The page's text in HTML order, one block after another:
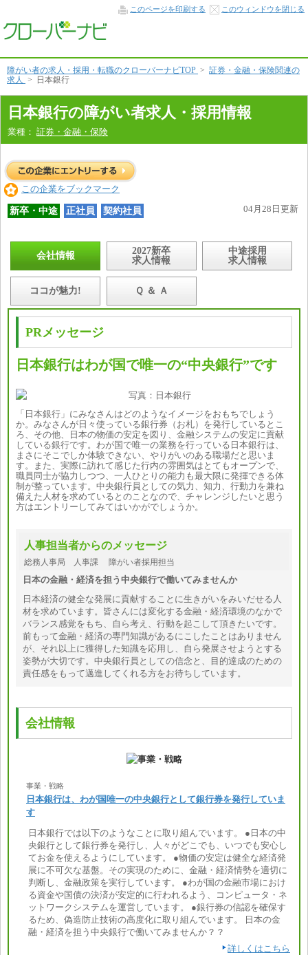
情
報
文
へ
このページを印刷する このウィンドウを閉じる
障がい者の求人・採用・転職のクローバーナビTOP > 証券・金融・保険関連の
求人 > 日本銀行
日本銀行の障がい者求人・採用情報
業種： 証券・金融・保険
この企業をブックマーク
新卒・中途 正社員 契約社員 04月28日更新
会社情報
2027新卒
求人情報
中途採用
求人情報
ココが魅力! Ｑ ＆ Ａ
PRメッセージ
日本銀行はわが国で唯一の“中央銀行”です
「日本銀行」にみなさんはどのようなイメージをおもちでしょう
か。みなさんが日々使っている銀行券（お札）を発行しているとこ
ろ、その他、日本の物価の安定を図り、金融システムの安定に貢献
している銀行です。わが国で唯一の業務を行っている日本銀行は、
まさにそこでしか体験できない、やりがいのある職場だと思いま
す。また、実際に訪れて感じた行内の雰囲気はとてもオープンで、
職員同士が協力しつつ、一人ひとりの能力も最大限に発揮できる体
制が整っています。中央銀行員としての気力、知力、行動力を兼ね
備えた人材を求めているとのことなので、チャレンジしたいと思う
方はエントリーしてみてはいかがでしょうか。
人事担当者からのメッセージ
総務人事局 人事課 障がい者採用担当
日本の金融・経済を担う中央銀行で働いてみませんか
日本経済の健全な発展に貢献することに生きがいをみいだせる人
材を求めています。皆さんには変化する金融・経済環境のなかで
バランス感覚をもち、自ら考え、行動を起こして頂きたいです。
前もって金融・経済の専門知識があるにこしたことはありません
が、それ以上に獲得した知識を応用し、自ら発展させようとする
姿勢が大切です。中央銀行員としての信念と、目的達成のための
責任感をもって邁進してくれる方をお待ちしています。
会社情報
事業・戦略
日本銀行は、わが国唯一の中央銀行として銀行券を発行していま
す
日本銀行では以下のようなことに取り組んでいます。 ●日本の中
央銀行として銀行券を発行し、人々がどこでも、いつでも安心し
てお金を使えるようにしています。 ●物価の安定は健全な経済発
展に不可欠な基盤。その実現のために、金融・経済情勢を適切に
判断し、金融政策を実行しています。 ●わが国の金融市場におけ
る資金や国債の決済が安定的に行われるよう、コンピュータ・ネ
ットワークシステムを運営しています。 ●銀行券の信認を確保す
るため、偽造防止技術の高度化に取り組んでいます。 日本の金
融・経済を担う中央銀行で働いてみませんか？？
詳しくはこちら